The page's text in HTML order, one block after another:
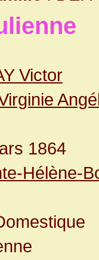
Victor
1864
Hélène-